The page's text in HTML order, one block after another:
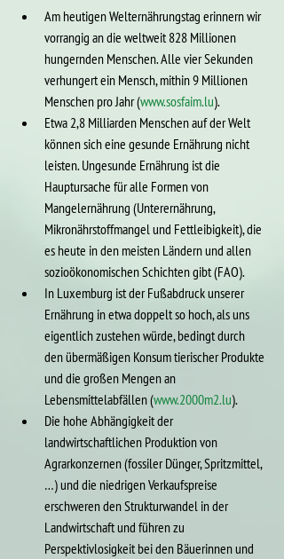
Am heutigen Welternährungstag erinnern wir
vorrangig an die weltweit 828 Millionen
hungernden Menschen. Alle vier Sekunden
verhungert ein Mensch, mithin 9 Millionen
Menschen pro Jahr (www.sosfaim.lu).
Etwa 2,8 Milliarden Menschen auf der Welt
können sich eine gesunde Ernährung nicht
leisten. Ungesunde Ernährung ist die
Hauptursache für alle Formen von
Mangelernährung (Unterernährung,
Mikronährstoffmangel und Fettleibigkeit), die
es heute in den meisten Ländern und allen
sozioökonomischen Schichten gibt (FAO).
In Luxemburg ist der Fußabdruck unserer
Ernährung in etwa doppelt so hoch, als uns
eigentlich zustehen würde, bedingt durch
den übermäßigen Konsum tierischer Produkte
und die großen Mengen an
Lebensmittelabfällen (www.2000m2.lu).
Die hohe Abhängigkeit der
landwirtschaftlichen Produktion von
Agrarkonzernen (fossiler Dünger, Spritzmittel,
…) und die niedrigen Verkaufspreise
erschweren den Strukturwandel in der
Landwirtschaft und führen zu
Perspektivlosigkeit bei den Bäuerinnen und